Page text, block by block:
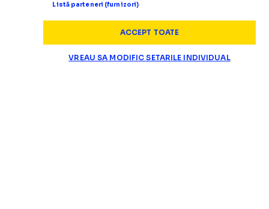
Listă parteneri (furnizori)
ACCEPT TOATE
VREAU SA MODIFIC SETARILE INDIVIDUAL